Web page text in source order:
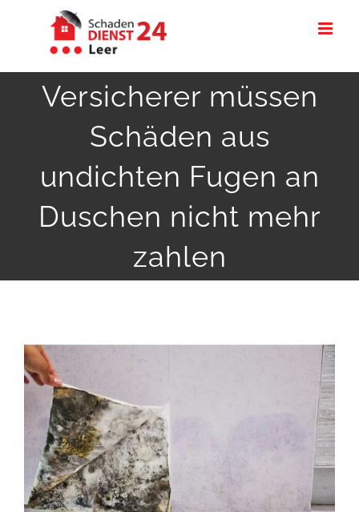
Versicherer müssen
Schäden aus
undichten Fugen an
Duschen nicht mehr
zahlen